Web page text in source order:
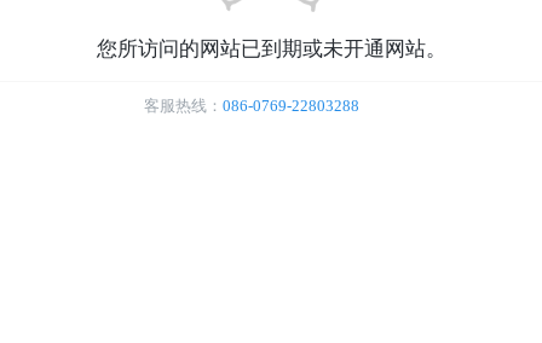
您所访问的网站已到期或未开通网站。
客服热线： 086-0769-22803288